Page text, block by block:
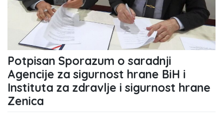
Potpisan Sporazum o saradnji
Agencije za sigurnost hrane BiH i
Instituta za zdravlje i sigurnost hrane
Zenica